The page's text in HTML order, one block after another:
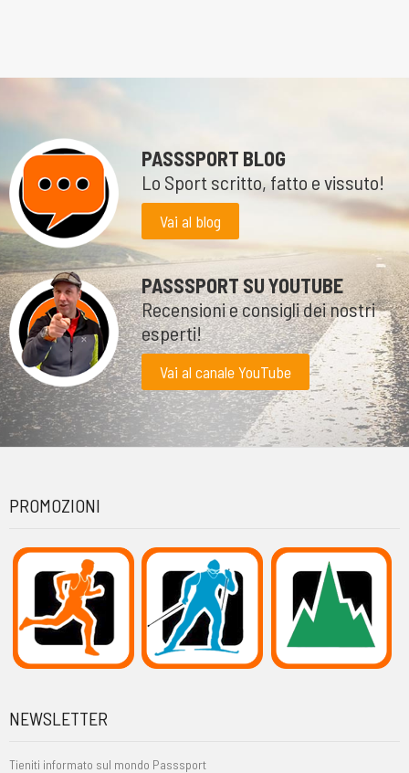
PASSSPORT BLOG
Lo Sport scritto, fatto e vissuto!
Vai al blog
PASSSPORT SU YOUTUBE
Recensioni e consigli dei nostri
esperti!
Vai al canale YouTube
PROMOZIONI
NEWSLETTER
Tieniti informato sul mondo Passsport